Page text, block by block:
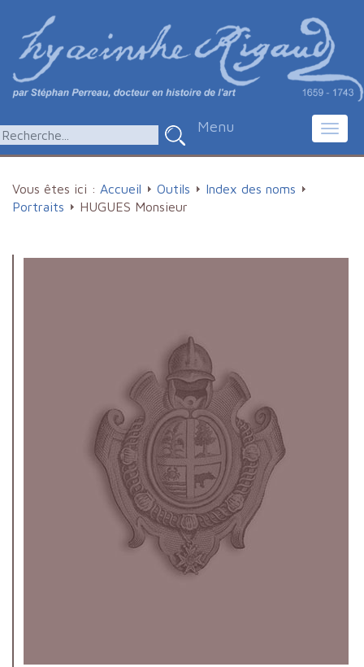
Menu
Vous êtes ici : Accueil Outils
Index des noms
Portraits
HUGUES Monsieur